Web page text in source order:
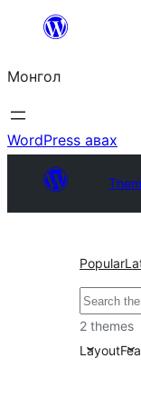
Агуулга
алгасах
Монгол
WordPress авах
Popular
Хайх
2 themes
Layout